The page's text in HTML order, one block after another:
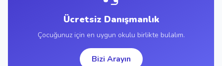
Ücretsiz Danışmanlık
Çocuğunuz için en uygun okulu birlikte bulalım.
Bizi Arayın